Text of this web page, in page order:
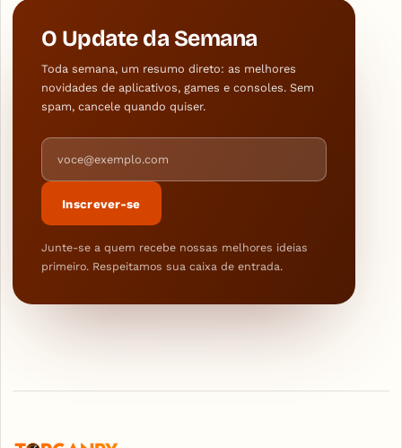
O Update da Semana
Toda semana, um resumo direto: as melhores
novidades de aplicativos, games e consoles. Sem
spam, cancele quando quiser.
Endereço de e-mail
Inscrever-se
Junte-se a quem recebe nossas melhores ideias
primeiro. Respeitamos sua caixa de entrada.